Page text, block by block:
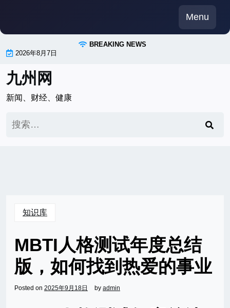
content
Menu
BREAKING NEWS
2026年8月7日
九州网
新闻、财经、健康
索：
知识库
MBTI人格测试年度总结
版，如何找到热爱的事业
Posted on 2025年9月18日 by admin